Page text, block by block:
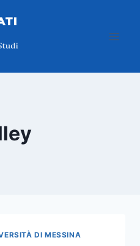
DI MESSINA